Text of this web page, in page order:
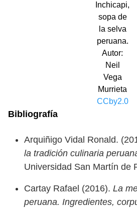
Inchicapi,
sopa de
la selva
peruana.
Autor:
Neil
Vega
Murrieta
CCby2.0
Bibliografía
Arquiñigo Vidal Ronald.
la tradición culinaria
Universidad San Martín de
Cartay Rafael (2016). La
peruana. Ingredientes,